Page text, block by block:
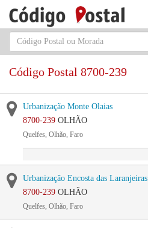
Código Postal 8700-239
Urbanização Monte Olaias
8700-239 OLHÃO
Quelfes, Olhão, Faro
Urbanização Encosta das Laranjeiras
8700-239 OLHÃO
Quelfes, Olhão, Faro